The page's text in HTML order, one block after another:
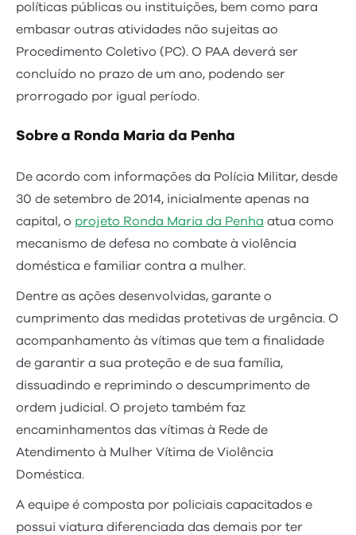
políticas públicas ou instituições, bem como para
embasar outras atividades não sujeitas ao
Procedimento Coletivo (PC). O PAA deverá ser
concluído no prazo de um ano, podendo ser
prorrogado por igual período.
Sobre a Ronda Maria da Penha
De acordo com informações da Polícia Militar, desde
30 de setembro de 2014, inicialmente apenas na
capital, o projeto Ronda Maria da Penha atua como
mecanismo de defesa no combate à violência
doméstica e familiar contra a mulher.
Dentre as ações desenvolvidas, garante o
cumprimento das medidas protetivas de urgência. O
acompanhamento às vítimas que tem a finalidade
de garantir a sua proteção e de sua família,
dissuadindo e reprimindo o descumprimento de
ordem judicial. O projeto também faz
encaminhamentos das vítimas à Rede de
Atendimento à Mulher Vítima de Violência
Doméstica.
A equipe é composta por policiais capacitados e
possui viatura diferenciada das demais por ter